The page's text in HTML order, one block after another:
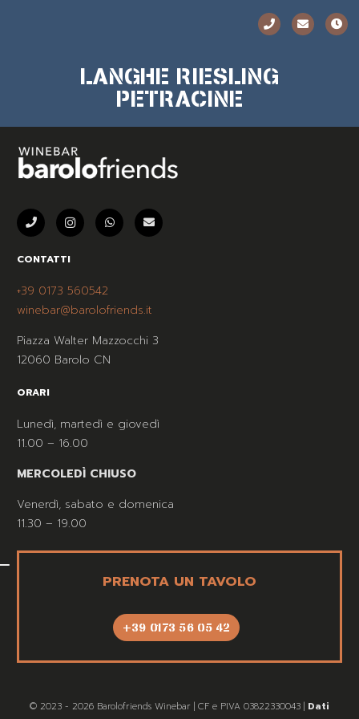
LANGHE RIESLING
PETRACINE
CONTATTI
+39 0173 560542
winebar@barolofriends.it
Piazza Walter Mazzocchi 3
12060 Barolo CN
ORARI
Lunedì, martedì e giovedì
11.00 – 16.00
MERCOLEDÌ CHIUSO
Venerdì, sabato e domenica
11.30 – 19.00
PRENOTA UN TAVOLO
+39 0173 56 05 42
© 2023 - 2026 Barolofriends Winebar | CF e PIVA 03822330043 | Dati